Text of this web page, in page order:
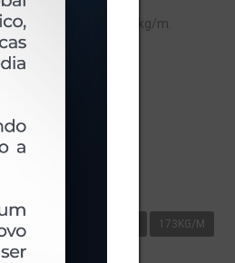
peso linear de 0,173kg/m.
173KG/M